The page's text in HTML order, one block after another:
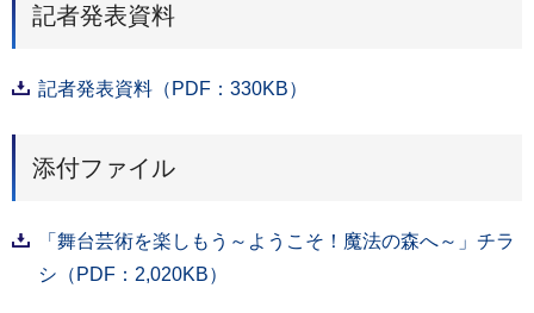
記者発表資料
記者発表資料（PDF：330KB）
添付ファイル
「舞台芸術を楽しもう～ようこそ！魔法の森へ～」チラ
シ（PDF：2,020KB）